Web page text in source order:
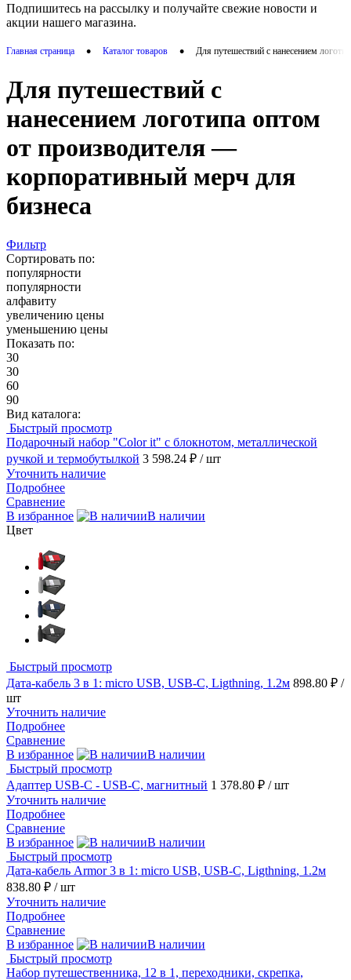
Подпишитесь на рассылку и получайте свежие новости и
акции нашего магазина.
Главная страница • Каталог товаров • Для путешествий с нанесением
Для путешествий с
нанесением логотипа оптом
от производителя —
корпоративный мерч для
бизнеса
Фильтр
Сортировать по:
популярности
популярности
алфавиту
увеличению цены
уменьшению цены
Показать по:
30
30
60
90
Вид каталога:
Быстрый просмотр
Подарочный набор "Color it" с блокнотом, металлической
ручкой и термобутылкой 3 598.24 ₽ / шт
Уточнить наличие
Подробнее
Сравнение
В избранное
В наличии
Цвет
Быстрый просмотр
Дата-кабель 3 в 1: micro USB, USB-C, Ligthning, 1.2м 898.80 ₽ /
шт
Уточнить наличие
Подробнее
Сравнение
В избранное
В наличии
Быстрый просмотр
Адаптер USB-С - USB-C, магнитный 1 378.80 ₽ / шт
Уточнить наличие
Подробнее
Сравнение
В избранное
В наличии
Быстрый просмотр
Дата-кабель Armor 3 в 1: micro USB, USB-C, Ligthning, 1.2м
838.80 ₽ / шт
Уточнить наличие
Подробнее
Сравнение
В избранное
В наличии
Быстрый просмотр
Набор путешественника, 12 в 1, переходники, скрепка,